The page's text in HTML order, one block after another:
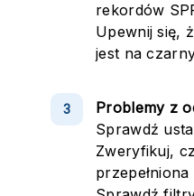
rekordów
Upewnij się,
jest na
Problemy z
Sprawdź
Zweryfikuj,
przepełniona